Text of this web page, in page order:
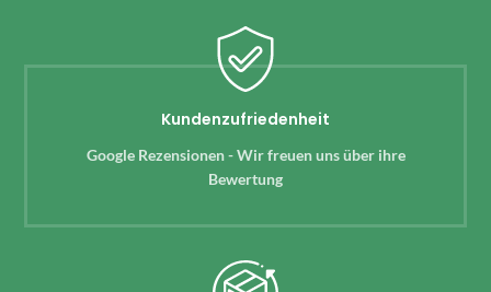
Kundenzufriedenheit
Google Rezensionen - Wir freuen uns über ihre
Bewertung